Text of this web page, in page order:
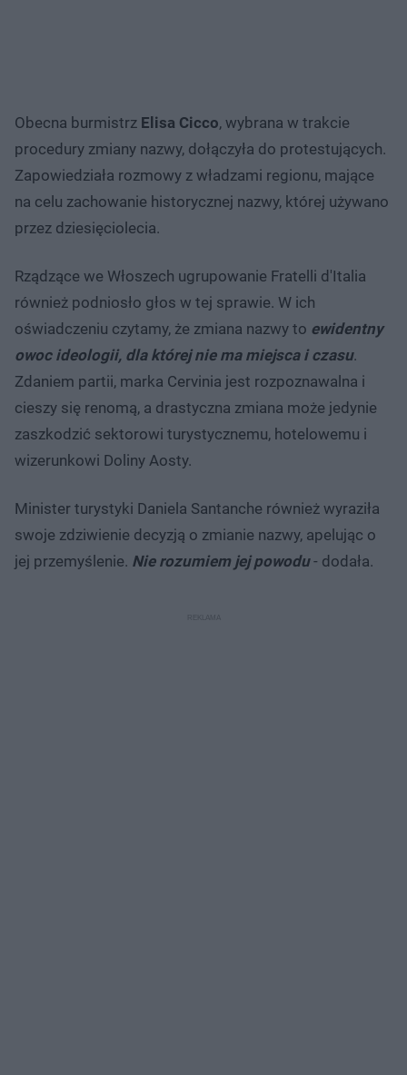
Obecna burmistrz Elisa Cicco, wybrana w trakcie
procedury zmiany nazwy, dołączyła do protestujących.
Zapowiedziała rozmowy z władzami regionu, mające
na celu zachowanie historycznej nazwy, której używano
przez dziesięciolecia.
Rządzące we Włoszech ugrupowanie Fratelli d'Italia
również podniosło głos w tej sprawie. W ich
oświadczeniu czytamy, że zmiana nazwy to ewidentny
owoc ideologii, dla której nie ma miejsca i czasu.
Zdaniem partii, marka Cervinia jest rozpoznawalna i
cieszy się renomą, a drastyczna zmiana może jedynie
zaszkodzić sektorowi turystycznemu, hotelowemu i
wizerunkowi Doliny Aosty.
Minister turystyki Daniela Santanche również wyraziła
swoje zdziwienie decyzją o zmianie nazwy, apelując o
jej przemyślenie. Nie rozumiem jej powodu- dodała.